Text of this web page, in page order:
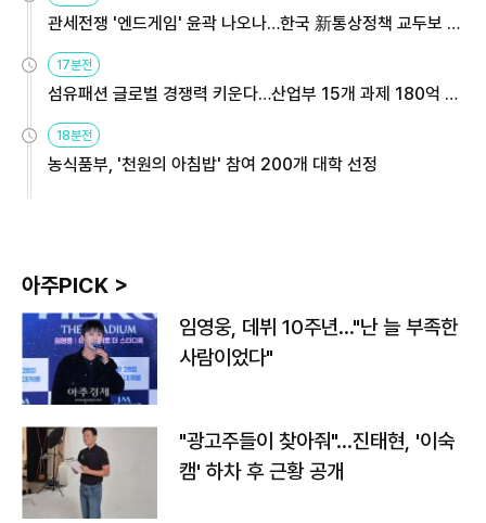
관세전쟁 '엔드게임' 윤곽 나오나…한국 新통상정책 교두보 활
용해야
17분전
섬유패션 글로벌 경쟁력 키운다…산업부 15개 과제 180억 지
원
18분전
농식품부, '천원의 아침밥' 참여 200개 대학 선정
아주PICK >
임영웅, 데뷔 10주년…"난 늘 부족한
사람이었다"
"광고주들이 찾아줘"…진태현, '이숙
캠' 하차 후 근황 공개